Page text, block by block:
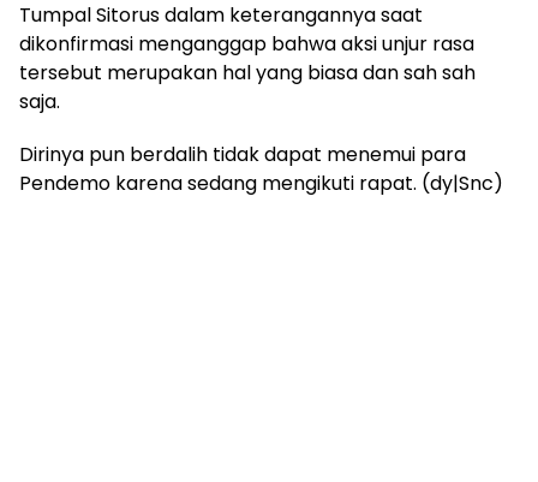
Tumpal Sitorus dalam keterangannya saat
dikonfirmasi menganggap bahwa aksi unjur rasa
tersebut merupakan hal yang biasa dan sah sah
saja.
Dirinya pun berdalih tidak dapat menemui para
Pendemo karena sedang mengikuti rapat. (dy|Snc)